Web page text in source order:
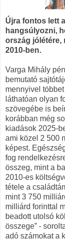
Újra fontos lett
hangsúlyozni,
ország jólétére,
2010-ben.
Varga Mihály
bemutató
mennyivel
láthatóan olyan
szövegébe is
korábban még
kiadások 2025-
ami közel 2 500
képest.
fog
összeg, mint a
2010-es
tétele a
mint 3 750
milliárd forinttal
beadott utolsó
összege” -
adó számokat a